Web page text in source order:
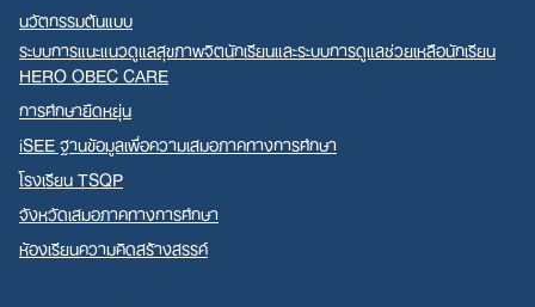
นวัตกรรมต้นแบบ
ระบบการแนะแนวดูแลสุขภาพจิตนักเรียนและระบบการดูแลช่วยเหลือนักเรียน
HERO OBEC CARE
การศึกษายืดหยุ่น
iSEE ฐานข้อมูลเพื่อความเสมอภาคทางการศึกษา
โรงเรียน TSQP
จังหวัดเสมอภาคทางการศึกษา
ห้องเรียนความคิดสร้างสรรค์